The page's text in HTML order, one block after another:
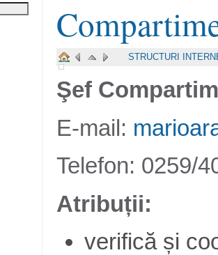
STRUCTURI
Şef
E-mail:
Telefon: 0259/
Atribuții:
verifică și